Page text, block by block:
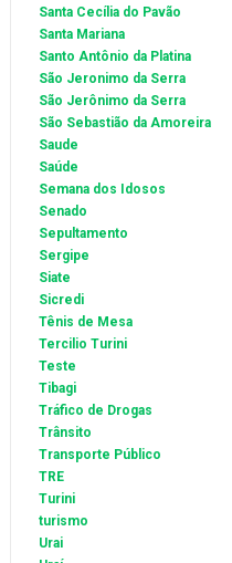
Santa Cecília do Pavão
Santa Mariana
Santo Antônio da Platina
São Jeronimo da Serra
São Jerônimo da Serra
São Sebastião da Amoreira
Saude
Saúde
Semana dos Idosos
Senado
Sepultamento
Sergipe
Siate
Sicredi
Tênis de Mesa
Tercilio Turini
Teste
Tibagi
Tráfico de Drogas
Trânsito
Transporte Público
TRE
Turini
turismo
Urai